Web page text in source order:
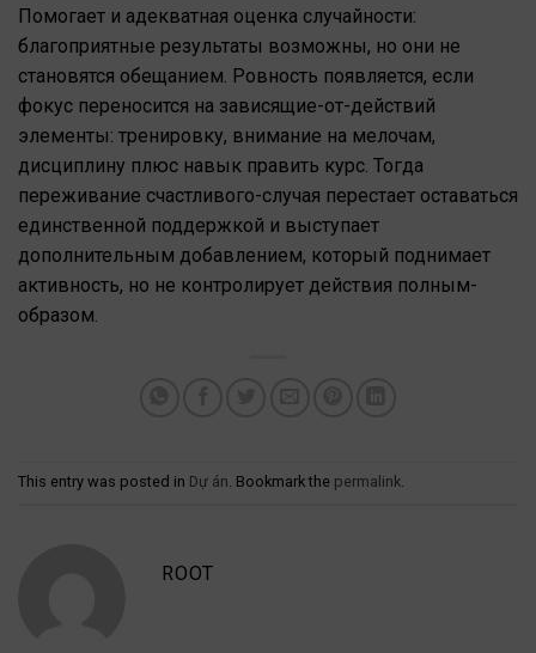
Помогает и адекватная оценка случайности:
благоприятные результаты возможны, но они не
становятся обещанием. Ровность появляется, если
фокус переносится на зависящие-от-действий
элементы: тренировку, внимание на мелочам,
дисциплину плюс навык править курс. Тогда
переживание счастливого-случая перестает оставаться
единственной поддержкой и выступает
дополнительным добавлением, который поднимает
активность, но не контролирует действия полным-
образом.
This entry was posted in Dự án. Bookmark the permalink.
ROOT